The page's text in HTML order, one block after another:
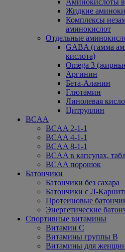
Аминокислоты
Жидкие
Комплексы
аминокислот
Отдельные
GABA (гамма
кислота)
Omega 3
Аргинин
Бета-Аланин
Глютамин
Линолевая
Цитруллин
BCAA
BCAA 2-1-1
BCAA 4-1-1
BCAA 8-1-1
BCAA в капсулах,
BCAA порошок
Батончики
Батончики без сахара
Батончики с Л-
Протеиновые
Энергетические
Спортивные витамины
Витамин С
Витамины группы В
Витамины для